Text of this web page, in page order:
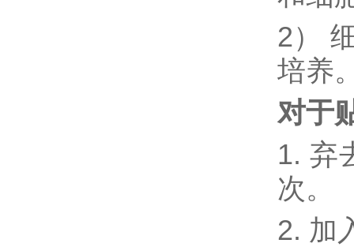
2）
培养
对于
1. 弃
次。
2. 加